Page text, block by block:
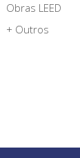
Obras LEED
+ Outros